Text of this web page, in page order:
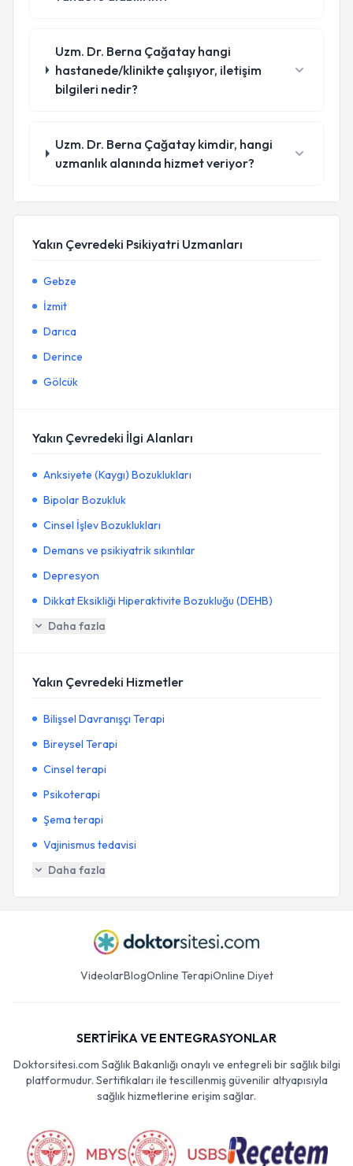
Uzm. Dr. Berna Çağatay hangi
hastanede/klinikte çalışıyor, iletişim
bilgileri nedir?
Uzm. Dr. Berna Çağatay kimdir, hangi
uzmanlık alanında hizmet veriyor?
Yakın Çevredeki Psikiyatri Uzmanları
Gebze
İzmit
Darıca
Derince
Gölcük
Yakın Çevredeki İlgi Alanları
Anksiyete (Kaygı) Bozuklukları
Bipolar Bozukluk
Cinsel İşlev Bozuklukları
Demans ve psikiyatrik sıkıntılar
Depresyon
Dikkat Eksikliği Hiperaktivite Bozukluğu (DEHB)
Daha fazla
Yakın Çevredeki Hizmetler
Bilişsel Davranışçı Terapi
Bireysel Terapi
Cinsel terapi
Psikoterapi
Şema terapi
Vajinismus tedavisi
Daha fazla
VideolarBlogOnline TerapiOnline Diyet
SERTİFİKA VE ENTEGRASYONLAR
Doktorsitesi.com Sağlık Bakanlığı onaylı ve entegreli bir sağlık bilgi
platformudur. Sertifikaları ile tescillenmiş güvenilir altyapısıyla
sağlık hizmetlerine erişim sağlar.